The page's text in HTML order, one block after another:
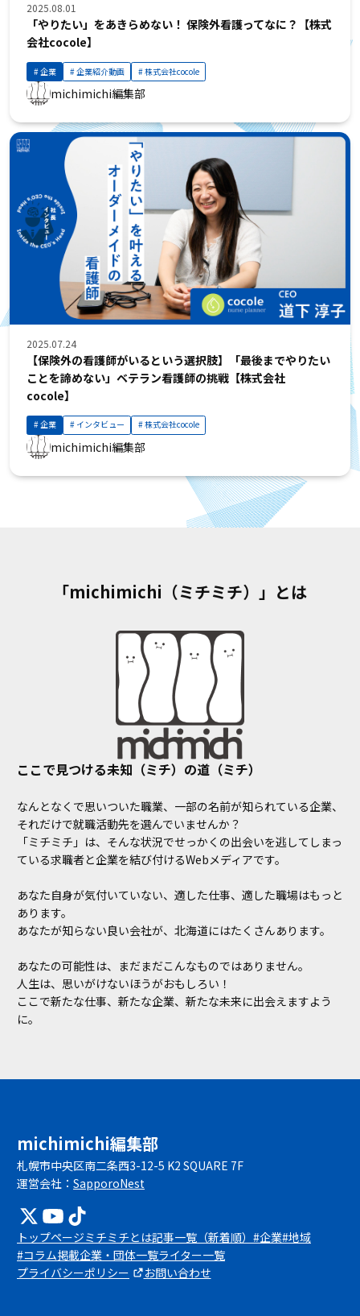
2025.08.01
「やりたい」をあきらめない！ 保険外看護ってなに？【株式
会社cocole】
企業 企業紹介動画 株式会社cocole
michimichi編集部
2025.07.24
【保険外の看護師がいるという選択肢】「最後までやりたい
ことを諦めない」ベテラン看護師の挑戦【株式会社
cocole】
企業 インタビュー 株式会社cocole
michimichi編集部
「michimichi（ミチミチ）」とは
ここで見つける未知（ミチ）の道（ミチ）
なんとなくで思いついた職業、一部の名前が知られている企業、
それだけで就職活動先を選んでいませんか？
「ミチミチ」は、そんな状況でせっかくの出会いを逃してしまっ
ている求職者と企業を結び付けるWebメディアです。
あなた自身が気付いていない、適した仕事、適した職場はもっと
あります。
あなたが知らない良い会社が、北海道にはたくさんあります。
あなたの可能性は、まだまだこんなものではありません。
人生は、思いがけないほうがおもしろい！
ここで新たな仕事、新たな企業、新たな未来に出会えますよう
に。
michimichi編集部
札幌市中央区南二条西3-12-5 K2 SQUARE 7F
運営会社： SapporoNest
トップページミチミチとは記事一覧（新着順） #企業#地域
#コラム掲載企業・団体一覧ライター一覧
プライバシーポリシー
お問い合わせ